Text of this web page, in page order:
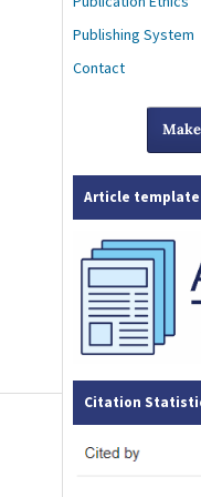
Publishing System
Contact
Article template
Citation